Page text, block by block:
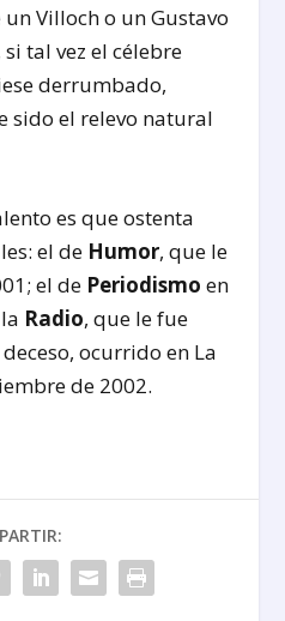
Villoch o un Gustavo
tal vez el célebre
derrumbado,
sido el relevo natural
es que ostenta
el de Humor, que le
el de Periodismo en
Radio, que le fue
ocurrido en La
de 2002.